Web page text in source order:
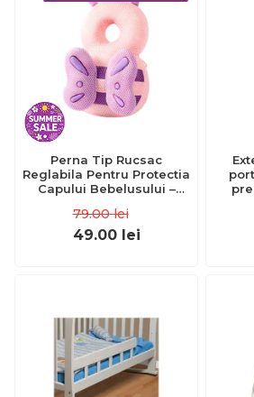
Perna Tip Rucsac
Reglabila Pentru Protectia
Capului Bebelusului –
79.00 lei
49.00 lei